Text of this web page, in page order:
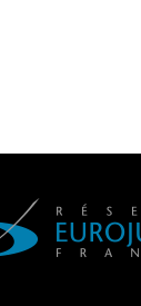
de les
un beau sujet